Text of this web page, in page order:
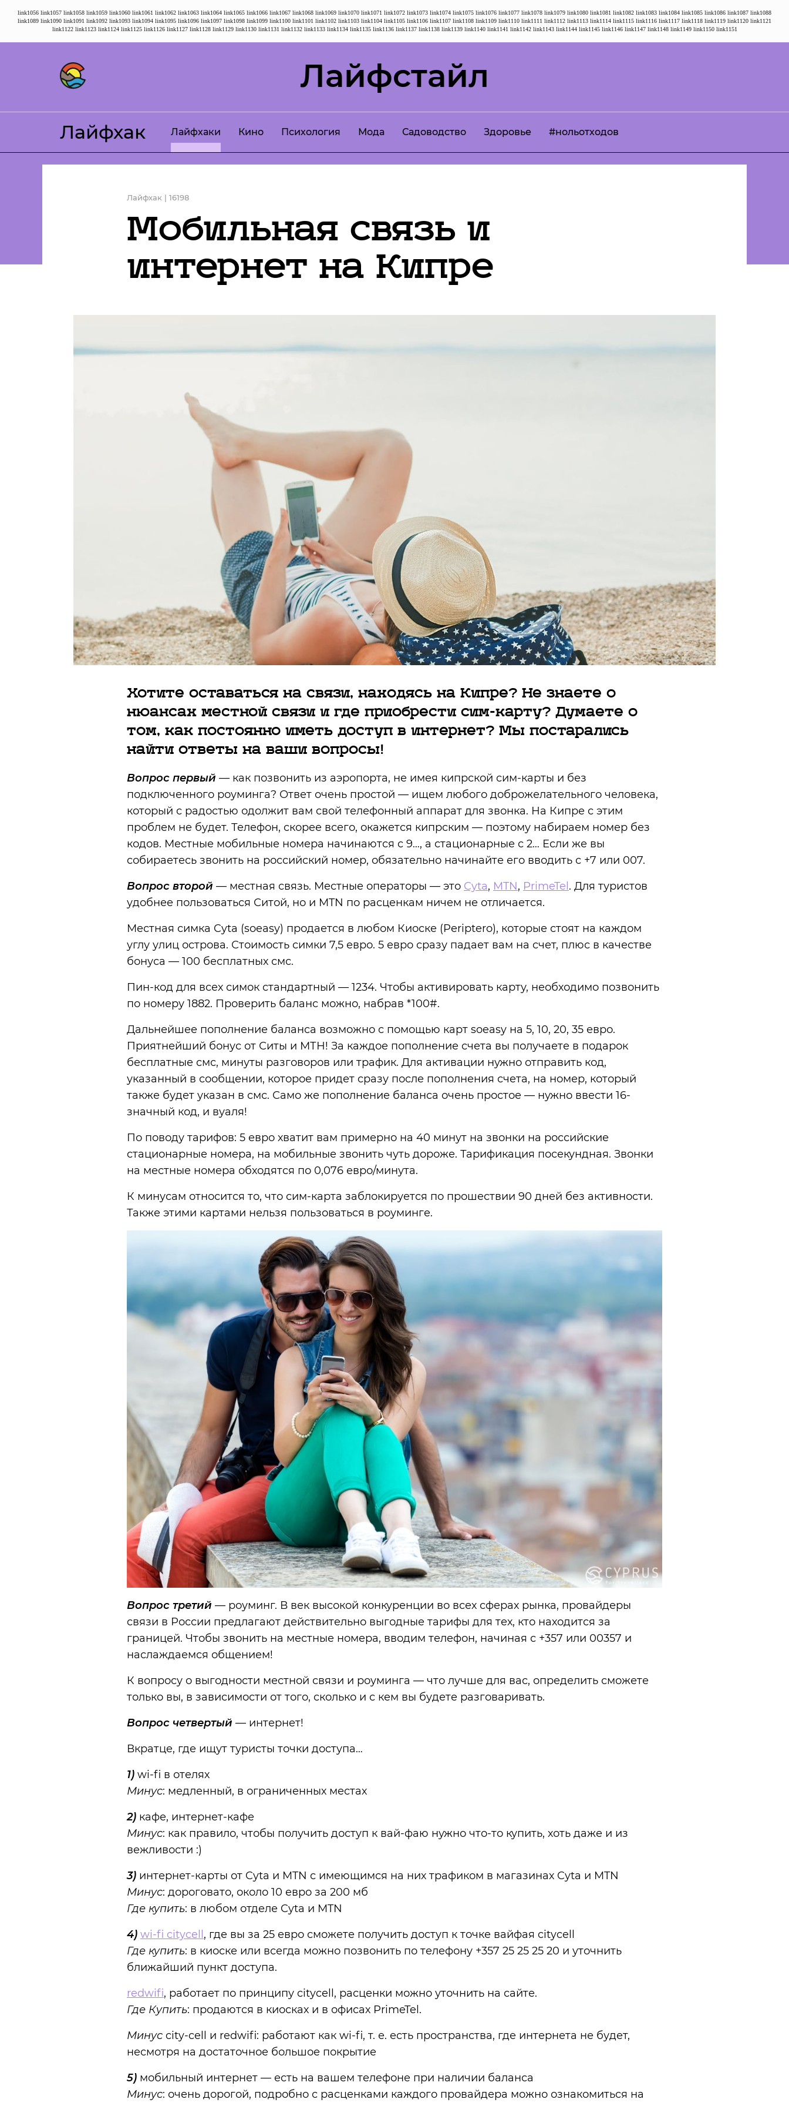
link1056 link1057 link1058 link1059 link1060 link1061 link1062 link1063 link1064 link1065 link1066 link1067 link1068 link1069 link1070 link1071 link1072 link1073 link1074 link1075 link1076 link1077 link1078 link1079 link1080 link1081 link1082 link1083 link1084 link1085 link1086 link1087 link1088
link1089 link1090 link1091 link1092 link1093 link1094 link1095 link1096 link1097 link1098 link1099 link1100 link1101 link1102 link1103 link1104 link1105 link1106 link1107 link1108 link1109 link1110 link1111 link1112 link1113 link1114 link1115 link1116 link1117 link1118 link1119 link1120 link1121
link1122 link1123 link1124 link1125 link1126 link1127 link1128 link1129 link1130 link1131 link1132 link1133 link1134 link1135 link1136 link1137 link1138 link1139 link1140 link1141 link1142 link1143 link1144 link1145 link1146 link1147 link1148 link1149 link1150 link1151
Лайфстайл
Лайфхак Лайфхаки Кино Психология Мода Садоводство Здоровье #нольотходов
Лайфхак | 16198
Мобильная связь и
интернет на Кипре
Хотите оставаться на связи, находясь на Кипре? Не знаете о
нюансах местной связи и где приобрести сим-карту? Думаете о
том, как постоянно иметь доступ в интернет? Мы постарались
найти ответы на ваши вопросы!
Вопрос первый — как позвонить из аэропорта, не имея кипрской сим-карты и без
подключенного роуминга? Ответ очень простой — ищем любого доброжелательного человека,
который с радостью одолжит вам свой телефонный аппарат для звонка. На Кипре с этим
проблем не будет. Телефон, скорее всего, окажется кипрским — поэтому набираем номер без
кодов. Местные мобильные номера начинаются с 9…, а стационарные с 2… Если же вы
собираетесь звонить на российский номер, обязательно начинайте его вводить с +7 или 007.
Вопрос второй — местная связь. Местные операторы — это Cyta, MTN, PrimeTel . Для туристов
удобнее пользоваться Ситой, но и MTN по расценкам ничем не отличается.
Местная симка Cyta (soeasy) продается в любом Киоске (Periptero), которые стоят на каждом
углу улиц острова. Стоимость симки 7,5 евро. 5 евро сразу падает вам на счет, плюс в качестве
бонуса — 100 бесплатных смс.
Пин-код для всех симок стандартный — 1234. Чтобы активировать карту, необходимо позвонить
по номеру 1882. Проверить баланс можно, набрав *100#.
Дальнейшее пополнение баланса возможно с помощью карт soeasy на 5, 10, 20, 35 евро.
Приятнейший бонус от Ситы и МТН! За каждое пополнение счета вы получаете в подарок
бесплатные смс, минуты разговоров или трафик. Для активации нужно отправить код,
указанный в сообщении, которое придет сразу после пополнения счета, на номер, который
также будет указан в смс. Само же пополнение баланса очень простое — нужно ввести 16-
значный код, и вуаля!
По поводу тарифов: 5 евро хватит вам примерно на 40 минут на звонки на российские
стационарные номера, на мобильные звонить чуть дороже. Тарификация посекундная. Звонки
на местные номера обходятся по 0,076 евро/минута.
К минусам относится то, что сим-карта заблокируется по прошествии 90 дней без активности.
Также этими картами нельзя пользоваться в роуминге.
Вопрос третий — роуминг. В век высокой конкуренции во всех сферах рынка, провайдеры
связи в России предлагают действительно выгодные тарифы для тех, кто находится за
границей. Чтобы звонить на местные номера, вводим телефон, начиная с +357 или 00357 и
наслаждаемся общением!
К вопросу о выгодности местной связи и роуминга — что лучше для вас, определить сможете
только вы, в зависимости от того, сколько и с кем вы будете разговаривать.
Вопрос четвертый — интернет!
Вкратце, где ищут туристы точки доступа…
1) wi-fi в отелях
Минус: медленный, в ограниченных местах
2) кафе, интернет-кафе
Минус: как правило, чтобы получить доступ к вай-фаю нужно что-то купить, хоть даже и из
вежливости :)
3) интернет-карты от Cyta и MTN с имеющимся на них трафиком в магазинах Cyta и MTN
Минус: дороговато, около 10 евро за 200 мб
Где купить: в любом отделе Cyta и MTN
4) wi-fi citycell, где вы за 25 евро сможете получить доступ к точке вайфая citycell
Где купить: в киоске или всегда можно позвонить по телефону +357 25 25 25 20 и уточнить
ближайший пункт доступа.
redwifi, работает по принципу citycell, расценки можно уточнить на сайте.
Где Купить: продаются в киосках и в офисах PrimeTel.
Минус city-cell и redwifi: работают как wi-fi, т. е. есть пространства, где интернета не будет,
несмотря на достаточное большое покрытие
5) мобильный интернет — есть на вашем телефоне при наличии баланса
Минус: очень дорогой, подробно с расценками каждого провайдера можно ознакомиться на